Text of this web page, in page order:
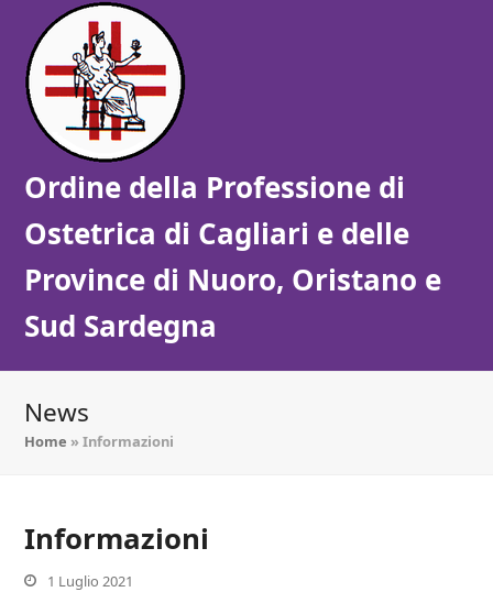
Ordine della Professione di
Ostetrica di Cagliari e delle
Province di Nuoro, Oristano e
Sud Sardegna
News
Home »Informazioni
Informazioni
1 Luglio 2021